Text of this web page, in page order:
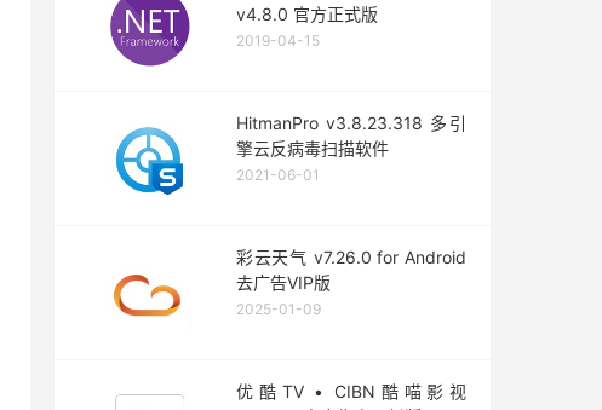
v4.8.0 官方正式版
2019-04-15
HitmanPro v3.8.23.318 多引
擎云反病毒扫描软件
2021-06-01
彩云天气 v7.26.0 for Android
去广告VIP版
2025-01-09
优酷TV • CIBN酷喵影视